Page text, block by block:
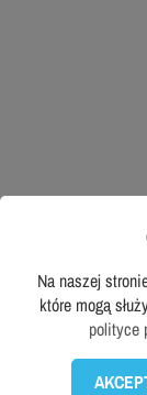
Na naszej
które mogą
polityce